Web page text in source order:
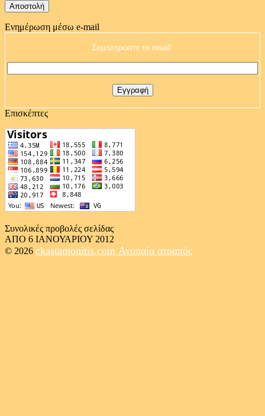
Ενημέρωση μέσω e-mail
Συμπληρώστε το email:
Επισκέπτες
Συνολικές προβολές σελίδας
ΑΠΟ 6 ΙΑΝΟΥΑΡΙΟΥ 2012
© 2026 ckastamonitis.com Ανοπαία ατραπός